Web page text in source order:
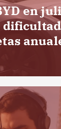
en